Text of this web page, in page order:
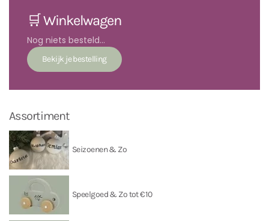
🛒 Winkelwagen
Nog niets besteld...
Assortiment
Seizoenen & Zo
Speelgoed & Zo tot €10